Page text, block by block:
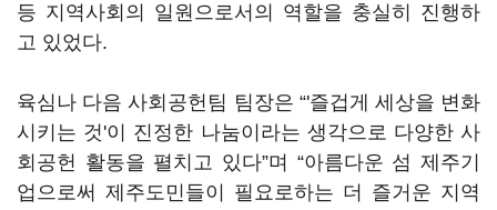
등 지역사회의 일원으로서의 역할을 충실히 진행하
고 있었다.
육심나 다음 사회공헌팀 팀장은 “'즐겁게 세상을 변화
시키는 것'이 진정한 나눔이라는 생각으로 다양한 사
회공헌 활동을 펼치고 있다”며 “아름다운 섬 제주기
업으로써 제주도민들이 필요로하는 더 즐거운 지역